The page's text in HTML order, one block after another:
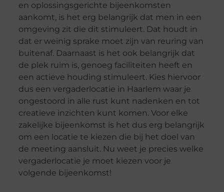
en oplossingsgerichte bijeenkomsten
aankomt, is het erg belangrijk dat men in een
omgeving zit die dit stimuleert. Dat houdt in
dat er weinig sprake moet zijn van reuring van
buitenaf. Daarnaast is het ook belangrijk dat
de plek ruim is, genoeg faciliteiten heeft en
een actieve houding stimuleert. Kies hiervoor
dus een vergaderlocatie in Haarlem waar je
ongestoord in alle rust kunt nadenken en tot
creatieve inzichten kunt komen. Voor elke
zakelijke bijeenkomst is het dus erg belangrijk
om een locatie te kiezen die bij het doel van
de meeting aansluit. Nu weet je precies welke
vergaderlocatie je moet kiezen voor je
volgende bijeenkomst!